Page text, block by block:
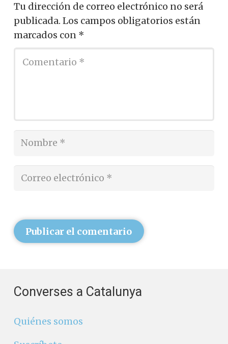
Tu dirección de correo electrónico no será
publicada. Los campos obligatorios están
marcados con *
Publicar el comentario
Converses a Catalunya
Quiénes somos